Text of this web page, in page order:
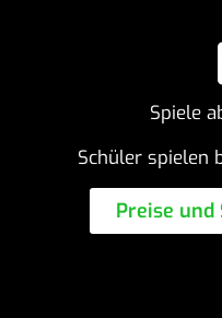
Spiele
Schüler spielen
Preise und